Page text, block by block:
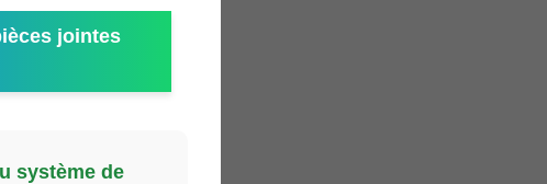
jointes
système de